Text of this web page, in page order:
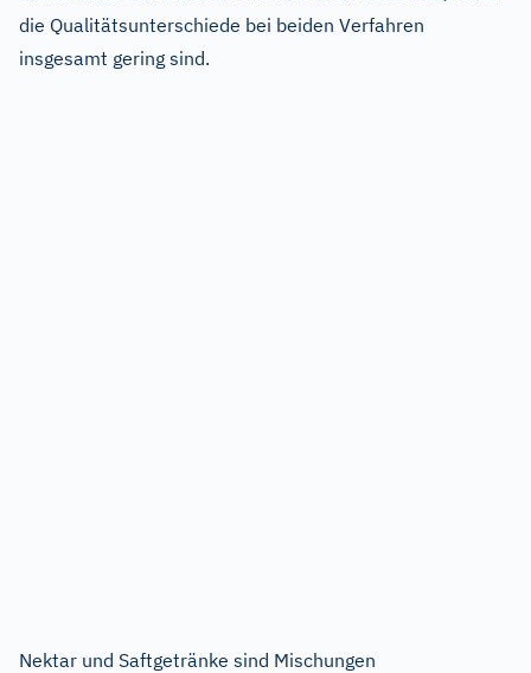
die Qualitätsunterschiede bei beiden Verfahren
insgesamt gering sind.
Nektar und Saftgetränke sind Mischungen